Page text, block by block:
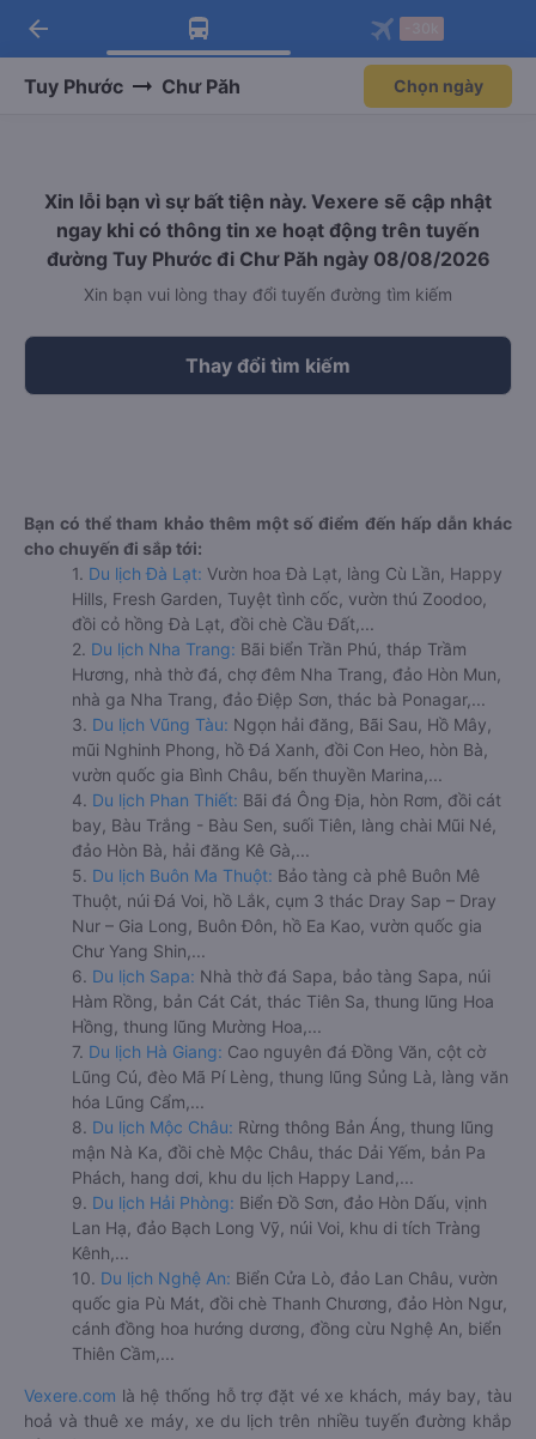
Tải app Vexere ngay!
Nhận ưu đãi thành viên độc
Mở app
Tải app Vexere
-30k/ghế khi đặt vé máy bay qua
Mở app
arrow_back
Tuy Phước Chư Păh Chọn ngày
Xin lỗi bạn vì sự bất tiện này. Vexere sẽ cập nhật
ngay khi có thông tin xe hoạt động trên tuyến
đường Tuy Phước đi Chư Păh ngày 08/08/2026
Xin bạn vui lòng thay đổi tuyến đường tìm kiếm
Thay đổi tìm kiếm
Bạn có thể tham khảo thêm một số điểm đến hấp dẫn khác
cho chuyến đi sắp tới:
1. Du lịch Đà Lạt: Vườn hoa Đà Lạt, làng Cù Lần, Happy
Hills, Fresh Garden, Tuyệt tình cốc, vườn thú Zoodoo,
đồi cỏ hồng Đà Lạt, đồi chè Cầu Đất,...
2. Du lịch Nha Trang: Bãi biển Trần Phú, tháp Trầm
Hương, nhà thờ đá, chợ đêm Nha Trang, đảo Hòn Mun,
nhà ga Nha Trang, đảo Điệp Sơn, thác bà Ponagar,...
3. Du lịch Vũng Tàu: Ngọn hải đăng, Bãi Sau, Hồ Mây,
mũi Nghinh Phong, hồ Đá Xanh, đồi Con Heo, hòn Bà,
vườn quốc gia Bình Châu, bến thuyền Marina,...
4. Du lịch Phan Thiết: Bãi đá Ông Địa, hòn Rơm, đồi cát
bay, Bàu Trắng - Bàu Sen, suối Tiên, làng chài Mũi Né,
đảo Hòn Bà, hải đăng Kê Gà,...
5. Du lịch Buôn Ma Thuột: Bảo tàng cà phê Buôn Mê
Thuột, núi Đá Voi, hồ Lắk, cụm 3 thác Dray Sap – Dray
Nur – Gia Long, Buôn Đôn, hồ Ea Kao, vườn quốc gia
Chư Yang Shin,...
6. Du lịch Sapa: Nhà thờ đá Sapa, bảo tàng Sapa, núi
Hàm Rồng, bản Cát Cát, thác Tiên Sa, thung lũng Hoa
Hồng, thung lũng Mường Hoa,...
7. Du lịch Hà Giang: Cao nguyên đá Đồng Văn, cột cờ
Lũng Cú, đèo Mã Pí Lèng, thung lũng Sủng Là, làng văn
hóa Lũng Cẩm,...
8. Du lịch Mộc Châu: Rừng thông Bản Áng, thung lũng
mận Nà Ka, đồi chè Mộc Châu, thác Dải Yếm, bản Pa
Phách, hang dơi, khu du lịch Happy Land,...
9. Du lịch Hải Phòng: Biển Đồ Sơn, đảo Hòn Dấu, vịnh
Lan Hạ, đảo Bạch Long Vỹ, núi Voi, khu di tích Tràng
Kênh,...
10. Du lịch Nghệ An: Biển Cửa Lò, đảo Lan Châu, vườn
quốc gia Pù Mát, đồi chè Thanh Chương, đảo Hòn Ngư,
cánh đồng hoa hướng dương, đồng cừu Nghệ An, biển
Thiên Cầm,...
Vexere.com là hệ thống hỗ trợ đặt vé xe khách, máy bay, tàu
hoả và thuê xe máy, xe du lịch trên nhiều tuyến đường khắp